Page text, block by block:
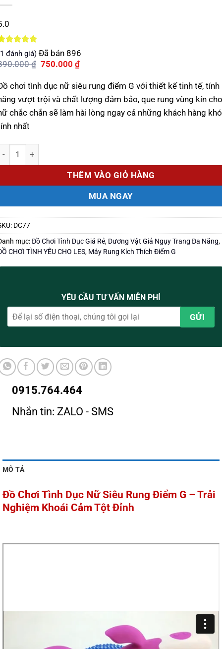
trên 5
trên
giá
1 đánh giá) Đã bán 896
₫ Giá
là:
890.000 ₫.
750.000₫Giá
tại
là:
750.000 ₫.
chơi tình dục nữ siêu rung điểm G với thiết kế tinh tế, tính
vượt trội và chất lượng đảm bảo, que rung vùng kín cho
chắc chắn sẽ làm hài lòng ngay cả những khách hàng khó
nhất
lượng
THÊM VÀO GIỎ HÀNG
MUA NGAY
DC77
mục:Đồ Chơi Tình Dục Giá Rẻ, Dương Vật Giả Ngụy Trang Đa Năng,
CHƠI TÌNH YÊU CHO LES, Máy Rung Kích Thích Điểm G
YÊU CẦU TƯ VẤN MIỄN PHÍ
0915.764.464
Nhắn tin: ZALO - SMS
MÔ TẢ
Đồ Chơi Tình Dục Nữ Siêu Rung Điểm G – Trải
Nghiệm Khoái Cảm Tột Đỉnh